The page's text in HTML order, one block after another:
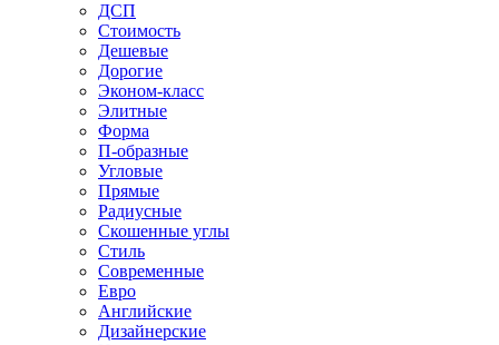
ДСП
Стоимость
Дешевые
Дорогие
Эконом-класс
Элитные
Форма
П-образные
Угловые
Прямые
Радиусные
Скошенные углы
Стиль
Современные
Евро
Английские
Дизайнерские